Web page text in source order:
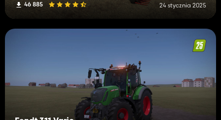
46 885 24 stycznia 2025